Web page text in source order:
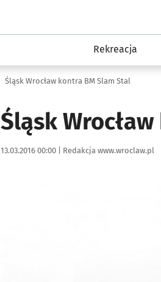
Rekreacja
Śląsk Wrocław kontra BM Slam Stal
Śląsk
Data publikacji:
13.03.2016 00:00 | Autor:
Redakcja www.wroclaw.pl